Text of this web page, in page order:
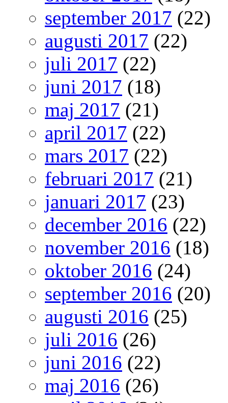
september 2017 (22)
augusti 2017 (22)
juli 2017 (22)
juni 2017 (18)
maj 2017 (21)
april 2017 (22)
mars 2017 (22)
februari 2017 (21)
januari 2017 (23)
december 2016 (22)
november 2016 (18)
oktober 2016 (24)
september 2016 (20)
augusti 2016 (25)
juli 2016 (26)
juni 2016 (22)
maj 2016 (26)